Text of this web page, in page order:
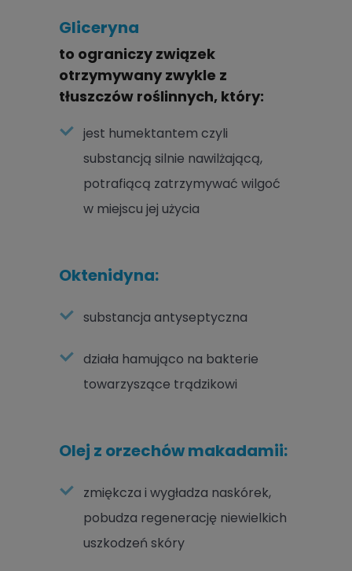
Gliceryna
to ograniczy związek
otrzymywany zwykle z
tłuszczów roślinnych, który:
jest humektantem czyli
substancją silnie nawilżającą,
potrafiącą zatrzymywać wilgoć
w miejscu jej użycia
Oktenidyna:
substancja antyseptyczna
działa hamująco na bakterie
towarzyszące trądzikowi
Olej z orzechów makadamii:
zmiękcza i wygładza naskórek,
pobudza regenerację niewielkich
uszkodzeń skóry